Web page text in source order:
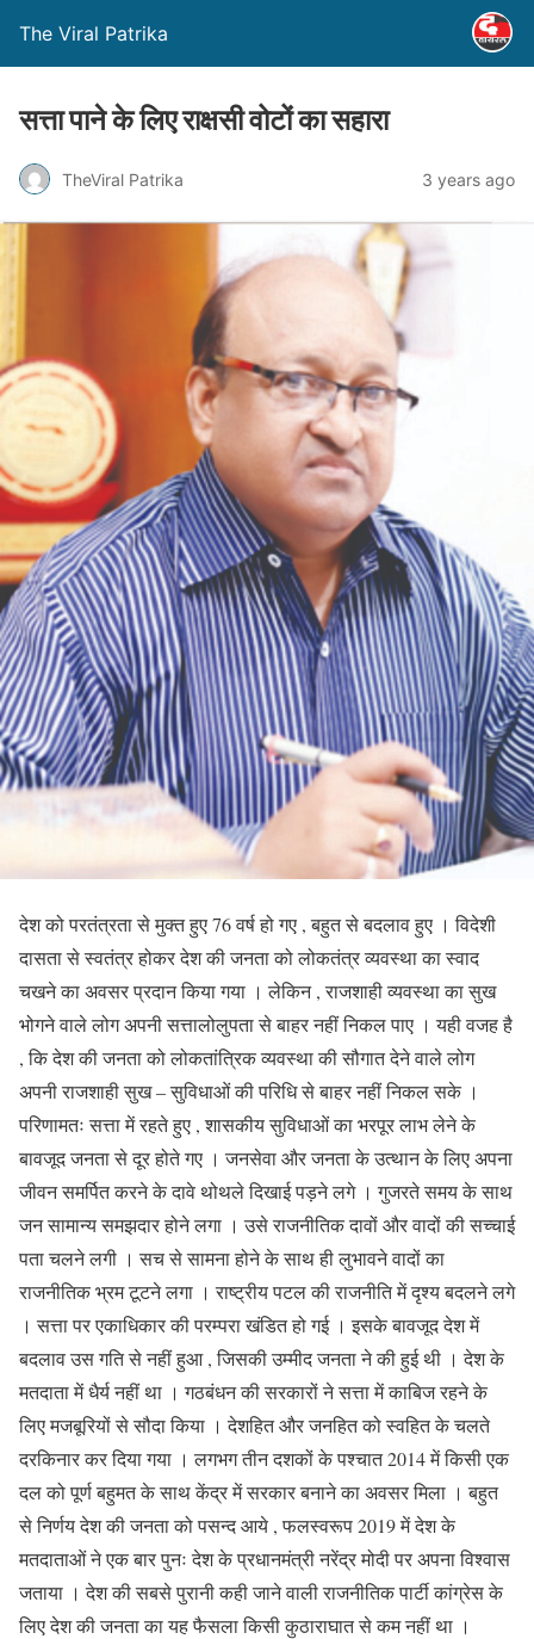
The Viral Patrika
सत्ता पाने के लिए राक्षसी वोटों का सहारा
TheViral Patrika 3 years ago
देश को परतंत्रता से मुक्त हुए 76 वर्ष हो गए , बहुत से बदलाव हुए । विदेशी
दासता से स्वतंत्र होकर देश की जनता को लोकतंत्र व्यवस्था का स्वाद
चखने का अवसर प्रदान किया गया । लेकिन , राजशाही व्यवस्था का सुख
भोगने वाले लोग अपनी सत्तालोलुपता से बाहर नहीं निकल पाए । यही वजह है
, कि देश की जनता को लोकतांत्रिक व्यवस्था की सौगात देने वाले लोग
अपनी राजशाही सुख – सुविधाओं की परिधि से बाहर नहीं निकल सके ।
परिणामतः सत्ता में रहते हुए , शासकीय सुविधाओं का भरपूर लाभ लेने के
बावजूद जनता से दूर होते गए । जनसेवा और जनता के उत्थान के लिए अपना
जीवन समर्पित करने के दावे थोथले दिखाई पड़ने लगे । गुजरते समय के साथ
जन सामान्य समझदार होने लगा । उसे राजनीतिक दावों और वादों की सच्चाई
पता चलने लगी । सच से सामना होने के साथ ही लुभावने वादों का
राजनीतिक भ्रम टूटने लगा । राष्ट्रीय पटल की राजनीति में दृश्य बदलने लगे
। सत्ता पर एकाधिकार की परम्परा खंडित हो गई । इसके बावजूद देश में
बदलाव उस गति से नहीं हुआ , जिसकी उम्मीद जनता ने की हुई थी । देश के
मतदाता में धैर्य नहीं था । गठबंधन की सरकारों ने सत्ता में काबिज रहने के
लिए मजबूरियों से सौदा किया । देशहित और जनहित को स्वहित के चलते
दरकिनार कर दिया गया । लगभग तीन दशकों के पश्चात 2014 में किसी एक
दल को पूर्ण बहुमत के साथ केंद्र में सरकार बनाने का अवसर मिला । बहुत
से निर्णय देश की जनता को पसन्द आये , फलस्वरूप 2019 में देश के
मतदाताओं ने एक बार पुनः देश के प्रधानमंत्री नरेंद्र मोदी पर अपना विश्वास
जताया । देश की सबसे पुरानी कही जाने वाली राजनीतिक पार्टी कांग्रेस के
लिए देश की जनता का यह फैसला किसी कुठाराघात से कम नहीं था ।